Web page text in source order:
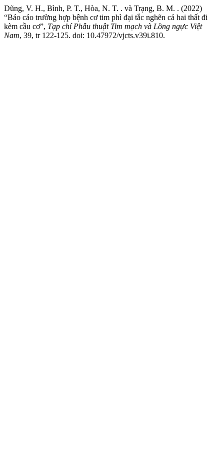
Dũng, V. H., Bình, P. T., Hòa, N. T. . và Trạng, B. M. . (2022)
“Báo cáo trường hợp bệnh cơ tim phì đại tắc nghẽn cả hai thất đi
kèm cầu cơ”, Tạp chí Phẫu thuật Tim mạch và Lồng ngực Việt
Nam, 39, tr 122-125. doi: 10.47972/vjcts.v39i.810.